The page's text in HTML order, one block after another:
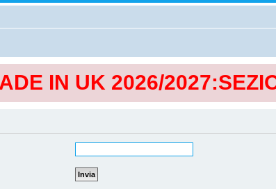
IN UK 2026/